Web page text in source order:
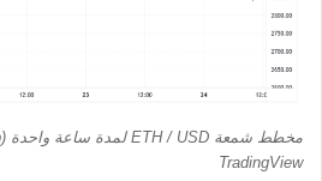
TradingView